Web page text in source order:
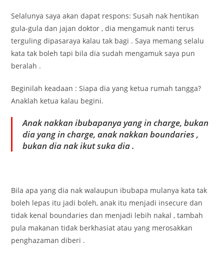
Selalunya saya akan dapat respons: Susah nak hentikan
gula-gula dan jajan doktor , dia mengamuk nanti terus
terguling dipasaraya kalau tak bagi . Saya memang selalu
kata tak boleh tapi bila dia sudah mengamuk saya pun
beralah .
Beginilah keadaan : Siapa dia yang ketua rumah tangga?
Anaklah ketua kalau begini.
Anak nakkan ibubapanya yang in charge, bukan
dia yang in charge, anak nakkan boundaries ,
bukan dia nak ikut suka dia .
Bila apa yang dia nak walaupun ibubapa mulanya kata tak
boleh lepas itu jadi boleh, anak itu menjadi insecure dan
tidak kenal boundaries dan menjadi lebih nakal , tambah
pula makanan tidak berkhasiat atau yang merosakkan
penghazaman diberi .